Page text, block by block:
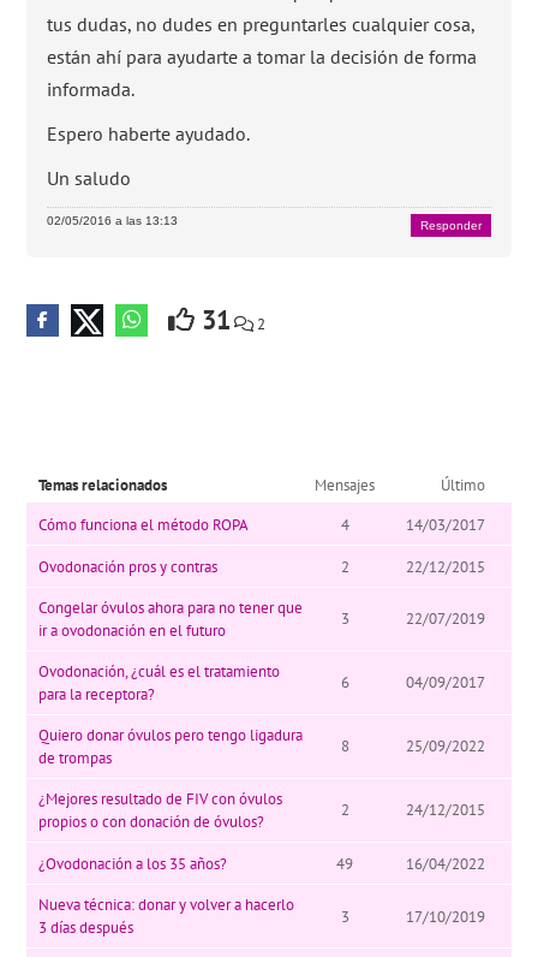
tus dudas, no dudes en preguntarles cualquier cosa,
están ahí para ayudarte a tomar la decisión de forma
informada.
Espero haberte ayudado.
Un saludo
02/05/2016 a las 13:13 Responder
31 2
Temas relacionados Mensajes
Último
Cómo funciona el método ROPA
4 14/03/2017
Ovodonación pros y contras 2
22/12/2015
Congelar óvulos ahora para no tener que
ir a ovodonación en el futuro
3 22/07/2019
Ovodonación, ¿cuál es el tratamiento
para la receptora?
6 04/09/2017
Quiero donar óvulos pero tengo ligadura
de trompas
8 25/09/2022
¿Mejores resultado de FIV con óvulos
propios o con donación de óvulos?
2 24/12/2015
¿Ovodonación a los 35 años? 49
16/04/2022
Nueva técnica: donar y volver a hacerlo
3 días después
3 17/10/2019